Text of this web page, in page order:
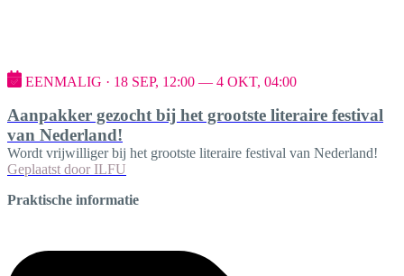
EENMALIG · 18 SEP, 12:00 — 4 OKT, 04:00
Aanpakker gezocht bij het grootste literaire festival
van Nederland!
Wordt vrijwilliger bij het grootste literaire festival van Nederland!
Geplaatst door ILFU
Praktische informatie